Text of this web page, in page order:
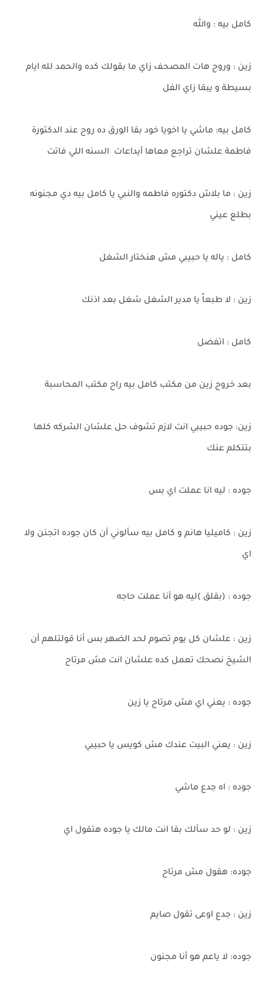
كامل بيه : والله
زين : وروح هات المصحف زاي ما بقولك كده والحمد لله ايام
بسيطة و يبقا زاي الفل
كامل بيه: ماشي يا اخويا خود بقا الورق ده روح عند الدكتورة
فاطمة علشان تراجع معاها أيداعات السنه اللي فاتت
زين : ما بلاش دكتوره فاطمه والنبي يا كامل بيه دي مجنونه
بطلع عيني
كامل : ياله يا حبيبي مش هنختار الشغل
زين : لا طبعاً يا مدير الشغل شغل بعد اذنك
كامل : اتفضل
بعد خروج زين من مكتب كامل بيه راح مكتب المحاسبة
زين: جوده حبيبي انت لازم تشوف حل علشان الشركه كلها
بتتكلم عنك
جوده : ليه انا عملت اي بس
زين : كاميليا هانم و كامل بيه سألوني أن كان جوده اتجنن ولا
اي
جوده : (بقلق )ليه هو أنا عملت حاجه
زين : علشان كل يوم تصوم لحد الضهر بس أنا قولتلهم أن
الشيخ نصحك تعمل كده علشان انت مش مرتاح
جوده : يعني اي مش مرتاح يا زين
زين : يعني البيت عندك مش كويس يا حبيبي
جوده : اه جدع ماشي
زين : لو حد سألك بقا انت مالك يا جوده هتقول اي
جوده: هقول مش مرتاح
زين : جدع اوعى تقول صايم
جوده: لا ياعم هو أنا مجنون